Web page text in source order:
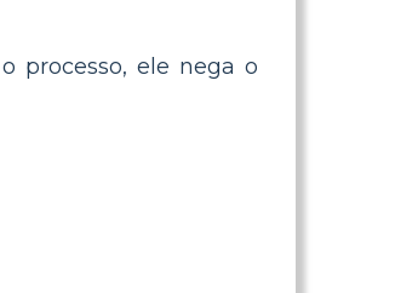
processo, ele nega o